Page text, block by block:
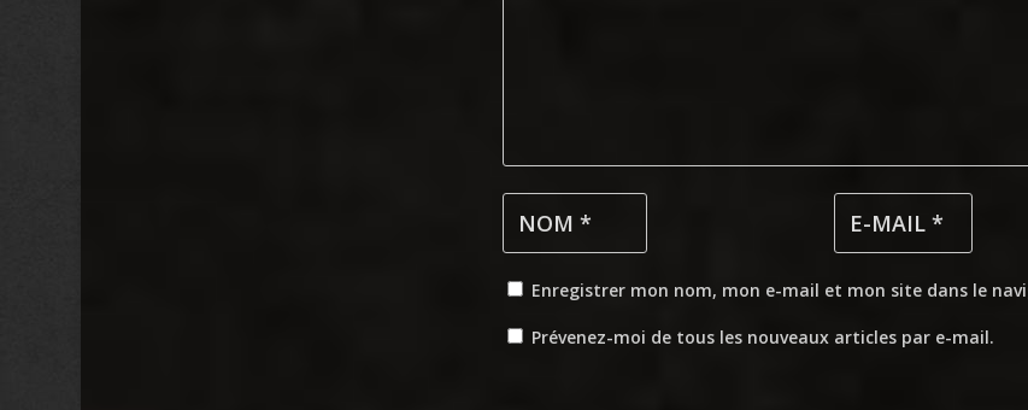
Enregistrer mon nom, mon e-mail et mon site dans le
Prévenez-moi de tous les nouveaux articles par e-mail.